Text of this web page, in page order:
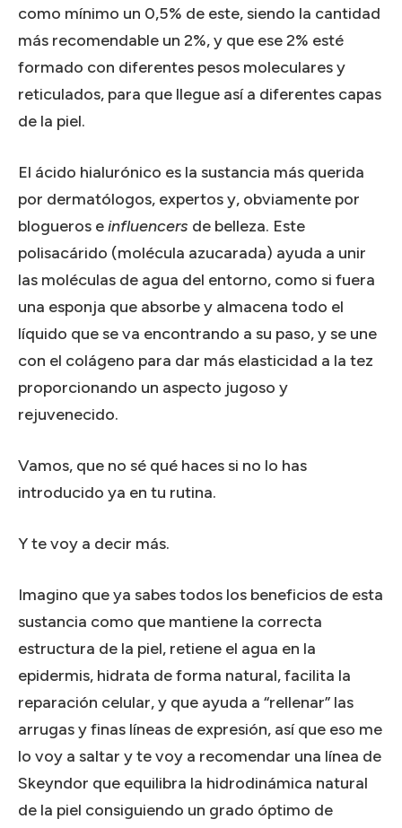
como mínimo un 0,5% de este, siendo la cantidad
más recomendable un 2%, y que ese 2% esté
formado con diferentes pesos moleculares y
reticulados, para que llegue así a diferentes capas
de la piel.
El ácido hialurónico es la sustancia más querida
por dermatólogos, expertos y, obviamente por
blogueros einfluencers de belleza. Este
polisacárido (molécula azucarada) ayuda a unir
las moléculas de agua del entorno, como si fuera
una esponja que absorbe y almacena todo el
líquido que se va encontrando a su paso, y se une
con el colágeno para dar más elasticidad a la tez
proporcionando un aspecto jugoso y
rejuvenecido.
Vamos, que no sé qué haces si no lo has
introducido ya en tu rutina.
Y te voy a decir más.
Imagino que ya sabes todos los beneficios de esta
sustancia como que mantiene la correcta
estructura de la piel, retiene el agua en la
epidermis, hidrata de forma natural, facilita la
reparación celular, y que ayuda a “rellenar” las
arrugas y finas líneas de expresión, así que eso me
lo voy a saltar y te voy a recomendar una línea de
Skeyndor que equilibra la hidrodinámica natural
de la piel consiguiendo un grado óptimo de